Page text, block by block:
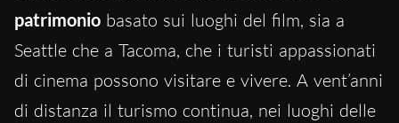
patrimonio basato sui luoghi del film, sia a
Seattle che a Tacoma, che i turisti appassionati
di cinema possono visitare e vivere. A vent’anni
di distanza il turismo continua, nei luoghi delle